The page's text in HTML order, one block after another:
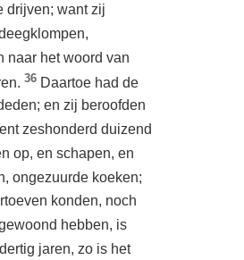
drijven; want zij
naar het woord van
36 Daartoe had de
en zij beroofden
zeshonderd duizend
op, en schapen, en
ongezuurde koeken;
konden, noch
hebben, is
jaren, zo is het